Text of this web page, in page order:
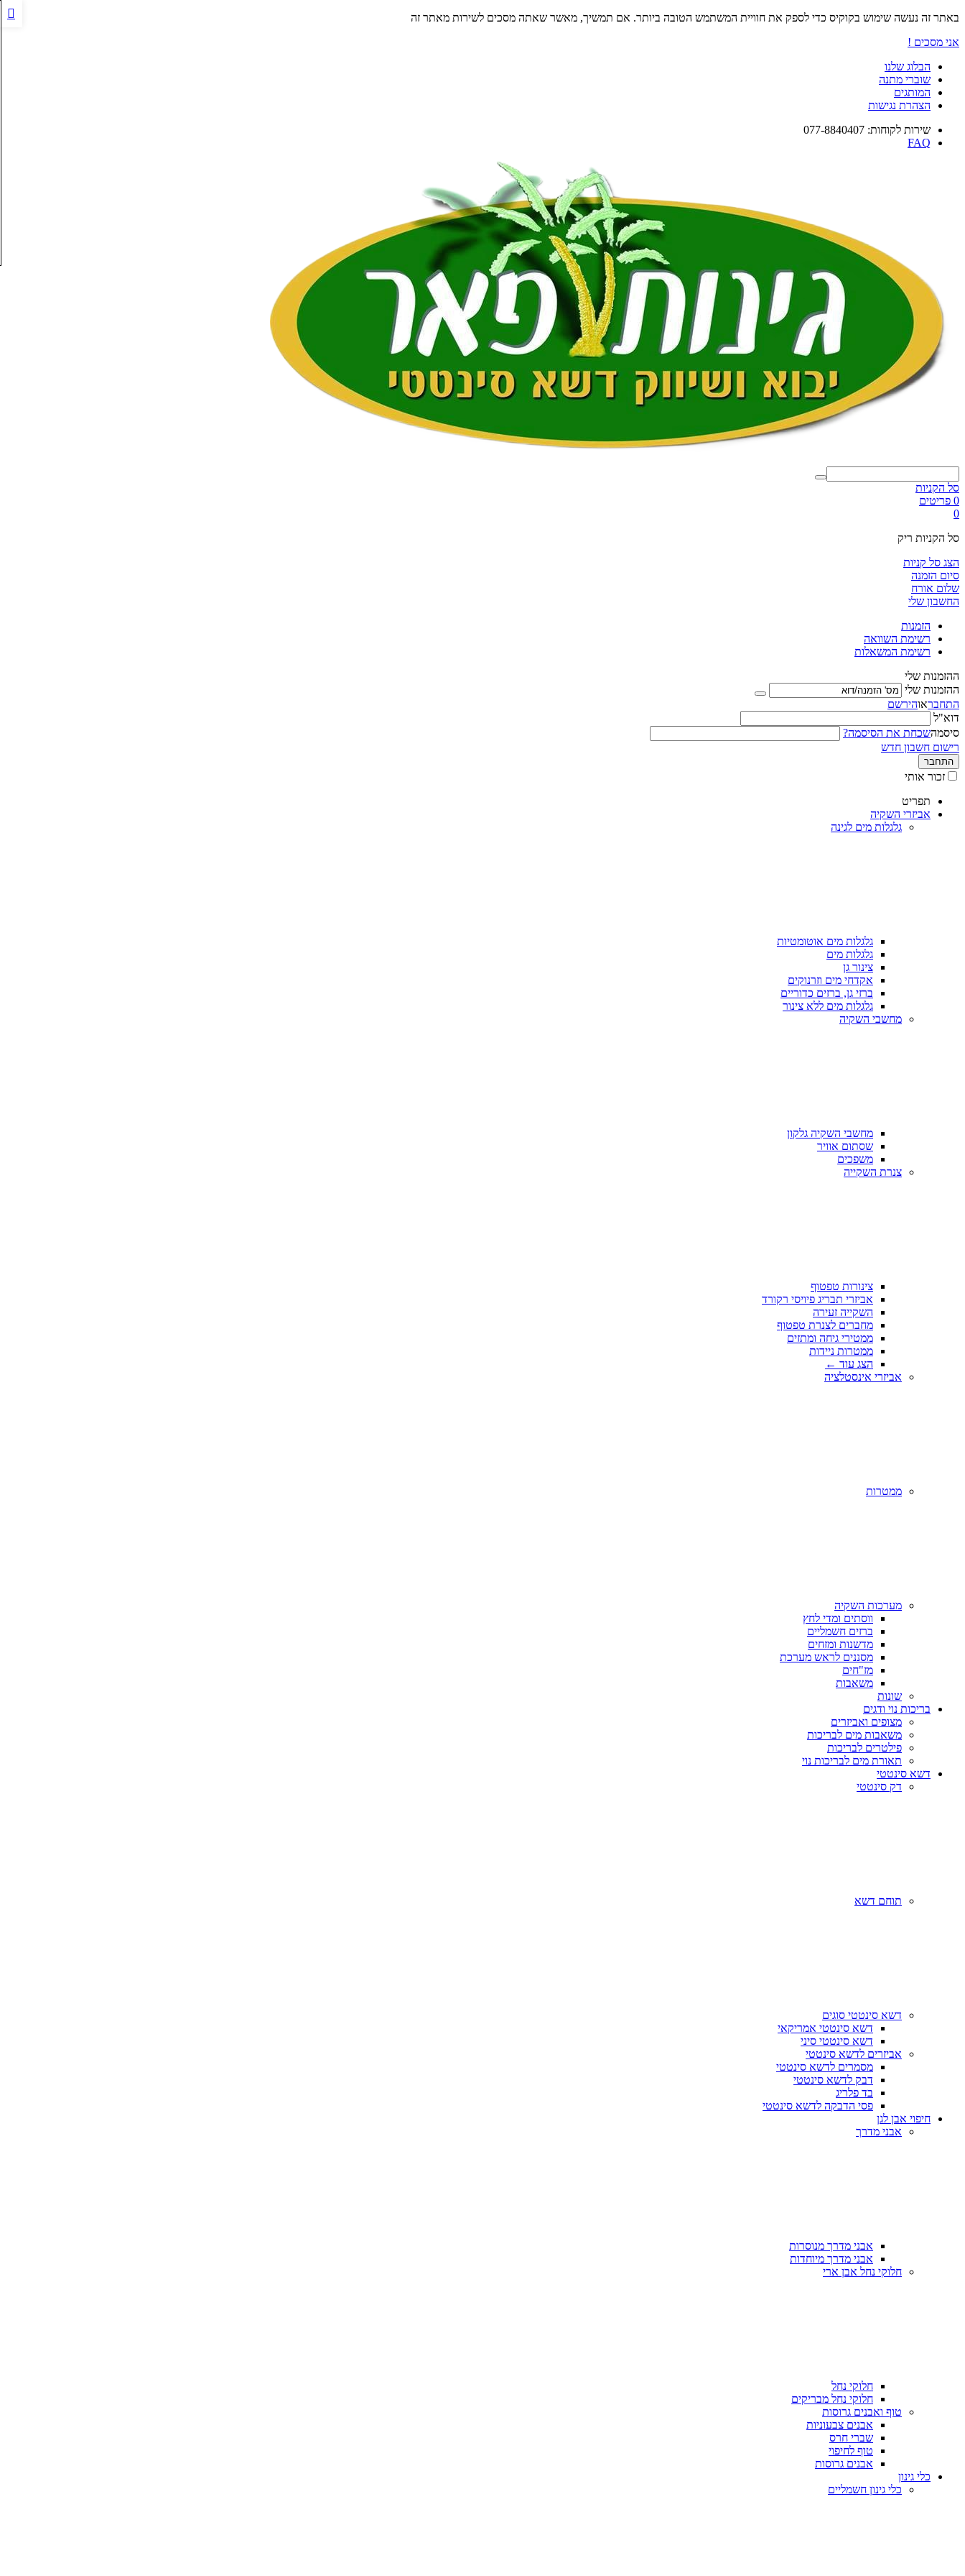
באתר זה נעשה שימוש בקוקיס כדי לספק את חוויית המשתמש הטובה ביותר. אם תמשיך, מאשר שאתה מסכים לשירות מאתר זה
אני מסכים !
הבלוג שלנו
שוברי מתנה
המותגים
הצהרת נגישות
שירות לקוחות: 077-8840407
FAQ
סל הקניות
0 פריטים
0
סל הקניות ריק
הצג סל קניות
סיום הזמנה
שלום אורח
החשבון שלי
הזמנות
רשימת השוואה
רשימת המשאלות
ההזמנות שלי
ההזמנות שלי
התחבראוהירשם
דוא"ל
סיסמהשכחת את הסיסמה?
רישום חשבון חדש
התחבר
זכור אותי
תפריט
אביזרי השקיה
גלגלות מים לגינה
גלגלות מים אוטומטיות
גלגלות מים
צינור גן
אקדחי מים וזרנוקים
ברזי גן, ברזים כדוריים
גלגלות מים ללא צינור
מחשבי השקיה
מחשבי השקיה גלקון
שסתום אוויר
משפכים
צנרת השקייה
צינורות טפטוף
אביזרי תבריג פיויסי רקורד
השקייה זעירה
מחברים לצנרת טפטוף
ממטירי גיחה ומתזים
ממטרות ניידות
הצג עוד ←
אביזרי אינסטלציה
ממטרות
מערכות השקיה
ווסתים ומדי לחץ
ברזים חשמליים
מדשנות ומזחים
מסננים לראש מערכת
מז"חים
משאבות
שונות
בריכות נוי ודגים
מצופים ואביזרים
משאבות מים לבריכות
פילטרים לבריכות
תאורת מים לבריכות נוי
דשא סינטטי
דק סינטטי
תוחם דשא
דשא סינטטי סוגים
דשא סינטטי אמריקאי
דשא סינטטי סיני
אביזרים לדשא סינטטי
מסמרים לדשא סינטטי
דבק לדשא סינטטי
בד פלריג
פסי הדבקה לדשא סינטטי
חיפוי אבן לגן
אבני מדרך
אבני מדרך מנוסרות
אבני מדרך מיוחדות
חלוקי נחל אבן ארי
חלוקי נחל
חלוקי נחל מבריקים
טוף ואבנים גרוסות
אבנים צבעוניות
שברי חרס
טוף לחיפוי
אבנים גרוסות
כלי גינון
כלי גינון חשמליים